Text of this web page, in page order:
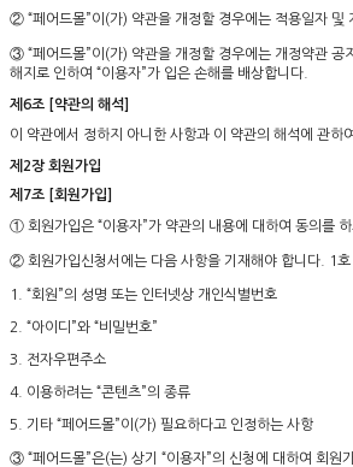
② “페어드몰”이(가) 약관을 개정할 경우에는 적용일자 및
③ “페어드몰”이(가) 약관을 개정할 경우에는 개정약관 공
해지로 인하여 “이용자”가 입은 손해를 배상합니다.
제6조 [약관의 해석]
이 약관에서 정하지 아니한 사항과 이 약관의 해석에 관
제2장 회원가입
제7조 [회원가입]
① 회원가입은 “이용자”가 약관의 내용에 대하여 동의를
② 회원가입신청서에는 다음 사항을 기재해야 합니다. 1
1. “회원”의 성명 또는 인터넷상 개인식별번호
2. “아이디”와 “비밀번호”
3. 전자우편주소
4. 이용하려는 “콘텐츠”의 종류
5. 기타 “페어드몰”이(가) 필요하다고 인정하는 사항
③ “페어드몰”은(는) 상기 “이용자”의 신청에 대하여 회원